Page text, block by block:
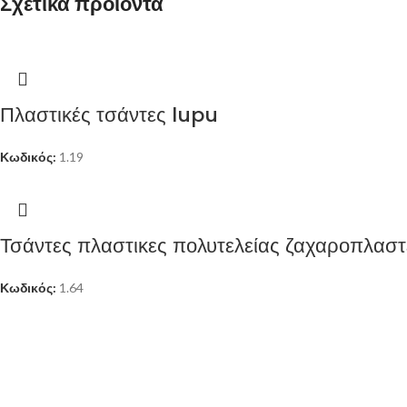
Πλαστικές τσάντες lupu
Κωδικός: 1.19
Τσάντες πλαστικες πολυτελείας
Κωδικός: 1.64